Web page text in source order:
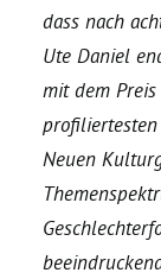
Delegierte
Ratsfraktion
Ratsmitglieder
dass nach
Ute Daniel
mit dem
Neuen